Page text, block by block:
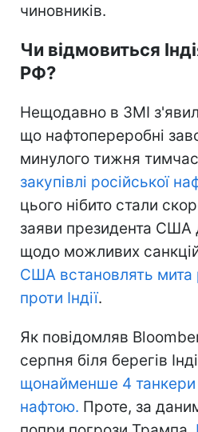
чиновників.
Чи відмовиться
РФ?
Нещодавно в ЗМІ
що нафтопереробні
минулого тижня
закупівлі російської
цього нібито стали
заяви президента
щодо можливих
США встановлять мита
проти Індії.
Як повідомляв
серпня біля берегів
щонайменше 4 танкери
нафтою. Проте, за